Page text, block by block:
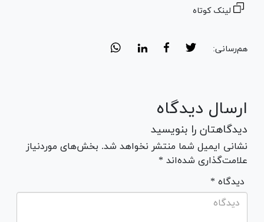
لینک کوتاه
هم‌رسانی:
ارسال دیدگاه
دیدگاهتان را بنویسید
نشانی ایمیل شما منتشر نخواهد شد. بخش‌های موردنیاز
علامت‌گذاری شده‌اند *
* دیدگاه